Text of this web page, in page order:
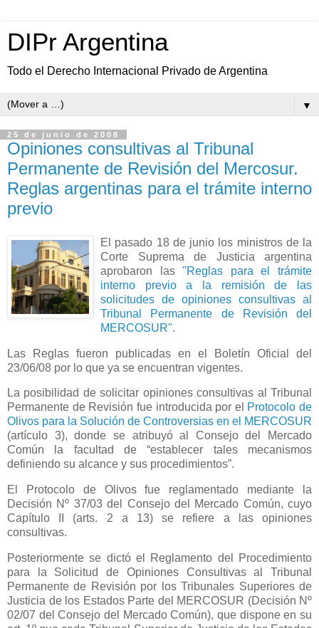
DIPr Argentina
Todo el Derecho Internacional Privado de Argentina
▼
25 de junio de 2008
Opiniones consultivas al Tribunal
Permanente de Revisión del Mercosur.
Reglas argentinas para el trámite interno
previo
El pasado 18 de junio los ministros de la
Corte Suprema de Justicia argentina
aprobaron las"Reglas para el trámite
interno previo a la remisión de las
solicitudes de opiniones consultivas al
Tribunal Permanente de Revisión del
MERCOSUR".
Las Reglas fueron publicadas en el Boletín Oficial del
23/06/08 por lo que ya se encuentran vigentes.
La posibilidad de solicitar opiniones consultivas al Tribunal
Permanente de Revisión fue introducida por el Protocolo de
Olivos para la Solución de Controversias en el MERCOSUR
(artículo 3), donde se atribuyó al Consejo del Mercado
Común la facultad de “establecer tales mecanismos
definiendo su alcance y sus procedimientos”.
El Protocolo de Olivos fue reglamentado mediante
la
Decisión Nº 37/03 del Consejo del Mercado Común, cuyo
Capítulo II (arts. 2 a 13) se refiere a las opiniones
consultivas.
Posteriormente se dictó el Reglamento del Procedimiento
para
la Solicitud
de Opiniones Consultivas al Tribunal
Permanente de Revisión por los Tribunales Superiores de
Justicia de los Estados Parte del MERCOSUR (Decisión Nº
02/07 del Consejo del Mercado Común), que dispone en su